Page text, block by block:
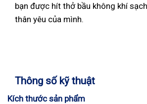
bạn được hít thở bầu không khí
thân yêu của mình.
Thông số kỹ thuật
Kích thước sản phẩm